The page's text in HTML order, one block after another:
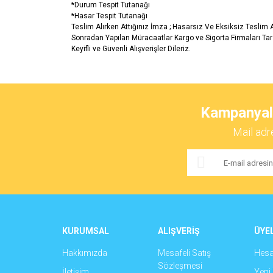
*Durum Tespit Tutanağı
*Hasar Tespit Tutanağı
Teslim Alırken Attığınız İmza ; Hasarsız Ve Eksiksiz Teslim
Sonradan Yapılan Müracaatlar Kargo ve Sigorta Firmaları
Keyifli ve Güvenli Alışverişler Dileriz.
Ürün resmi kalitesiz, bozuk veya görüntülenemiyor.
Mail
KURUMSAL
Hakkımızda
ALIŞVERİŞ
Mesafeli Satış
Sözleşmesi